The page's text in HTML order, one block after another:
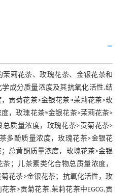
莉花茶、玫瑰花茶、金银花茶和
成分质量浓度及其抗氧化活性.结
贡菊花茶>金银花茶≈茉莉花茶>玫
，玫瑰花茶≈金银花茶>茉莉花茶>
质量浓度，玫瑰花茶>贡菊花茶>
多酚质量浓度，玫瑰花茶>金银花
总黄酮质量浓度，玫瑰花茶>金银
；儿茶素类化合物总质量浓度，
花茶>金银花茶；抗氧化活性，玫
茶>贡菊花茶.茉莉花茶中EGCG,贡